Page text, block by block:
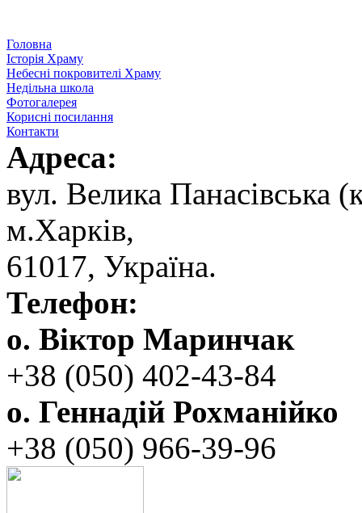
Головна
Історія Храму
Небесні покровителі Храму
Недільна школа
Фотогалерея
Корисні посилання
Контакти
Адреса:
вул. ‬Велика Панасівська
‬м.Харків,
‬61017, ‬Україна.‎
Телефон:
о. Віктор Маринчак
+38 (050)‭ 402-43-84
о. Геннадій Рохманійко
+38 (050)‭ ‬966-39-96